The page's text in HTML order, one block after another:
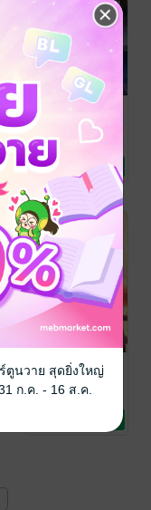
เมื่อรักกำเนิด
ใหม่ (The Love
Reborn) Vol.1:
ก่อนอาทิตย์
อัสดง
มณีแสงอรุณ
(SUNSHINE
DIAMOND)/ แซด
บอย2077
นิยายโรมานซ์
2 Rating
HARD ROCK
HARD LOVE
รักร้ายนายมือ
เล่มที่ 1
มณีแสงอรุณ
DIAMOND)/ แซด
ตูนวาย สุดยิ่งใหญ่
ก.ค. - 16 ส.ค.